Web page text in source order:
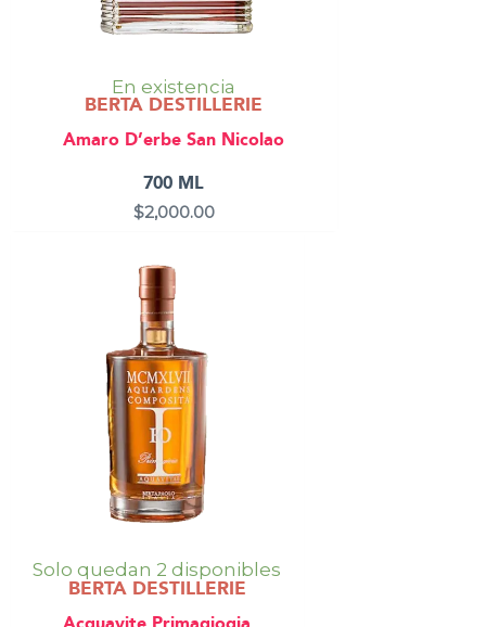
En existencia
BERTA DESTILLERIE
Amaro D’erbe San Nicolao
700 ML
$2,000.00
Solo quedan 2 disponibles
BERTA DESTILLERIE